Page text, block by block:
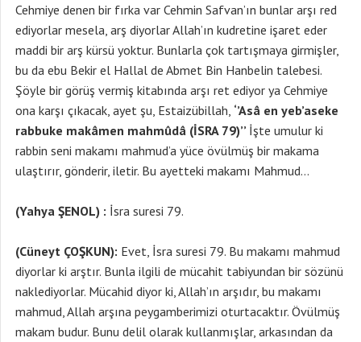
Cehmiye denen bir fırka var Cehmin Safvan’ın bunlar arşı red
ediyorlar mesela, arş diyorlar Allah’ın kudretine işaret eder
maddi bir arş kürsü yoktur. Bunlarla çok tartışmaya girmişler,
bu da ebu Bekir el Hallal de Abmet Bin Hanbelin talebesi.
Şöyle bir görüş vermiş kitabında arşı ret ediyor ya Cehmiye
ona karşı çıkacak, ayet şu, Estaizübillah, ‘’Asâ en yeb’aseke
rabbuke makâmen mahmûdâ (İSRA 79)’’ İşte umulur ki
rabbin seni makamı mahmud’a yüce övülmüş bir makama
ulaştırır, gönderir, iletir. Bu ayetteki makamı Mahmud…
(Yahya ŞENOL) : İsra suresi 79.
(Cüneyt ÇOŞKUN): Evet, İsra suresi 79. Bu makamı mahmud
diyorlar ki arştır. Bunla ilgili de mücahit tabiyundan bir sözünü
naklediyorlar. Mücahid diyor ki, Allah’ın arşıdır, bu makamı
mahmud, Allah arşına peygamberimizi oturtacaktır. Övülmüş
makam budur. Bunu delil olarak kullanmışlar, arkasından da